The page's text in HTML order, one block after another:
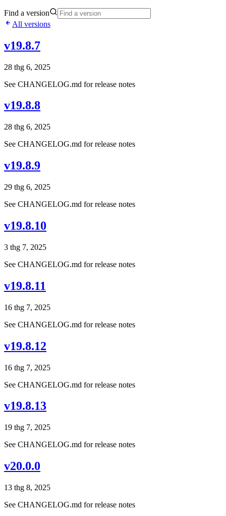
Find a version
All versions
v19.8.7
28 thg 6, 2025
See CHANGELOG.md for release notes
v19.8.8
28 thg 6, 2025
See CHANGELOG.md for release notes
v19.8.9
29 thg 6, 2025
See CHANGELOG.md for release notes
v19.8.10
3 thg 7, 2025
See CHANGELOG.md for release notes
v19.8.11
16 thg 7, 2025
See CHANGELOG.md for release notes
v19.8.12
16 thg 7, 2025
See CHANGELOG.md for release notes
v19.8.13
19 thg 7, 2025
See CHANGELOG.md for release notes
v20.0.0
13 thg 8, 2025
See CHANGELOG.md for release notes